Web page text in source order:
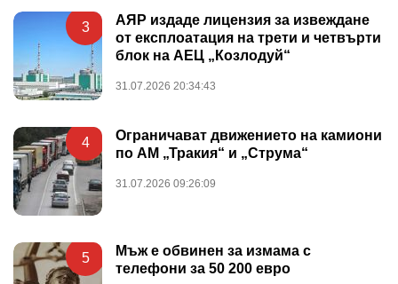
3
АЯР издаде лицензия за извеждане
от експлоатация на трети и четвърти
блок на АЕЦ „Козлодуй“
31.07.2026 20:34:43
4
Ограничават движението на камиони
по АМ „Тракия“ и „Струма“
31.07.2026 09:26:09
5
Мъж е обвинен за измама с
телефони за 50 200 евро